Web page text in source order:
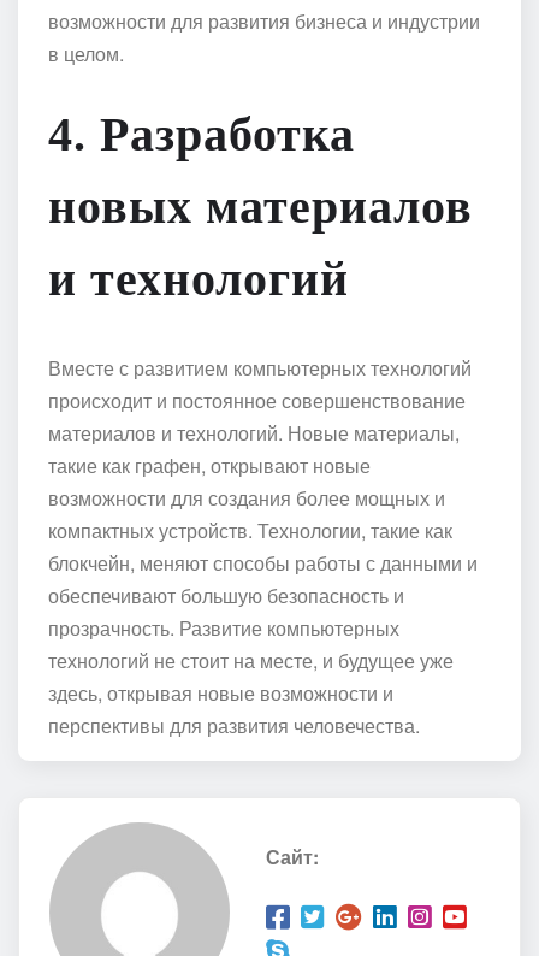
возможности для развития бизнеса и индустрии
в целом.
4. Разработка
новых материалов
и технологий
Вместе с развитием компьютерных технологий
происходит и постоянное совершенствование
материалов и технологий. Новые материалы,
такие как графен, открывают новые
возможности для создания более мощных и
компактных устройств. Технологии, такие как
блокчейн, меняют способы работы с данными и
обеспечивают большую безопасность и
прозрачность. Развитие компьютерных
технологий не стоит на месте, и будущее уже
здесь, открывая новые возможности и
перспективы для развития человечества.
Сайт: